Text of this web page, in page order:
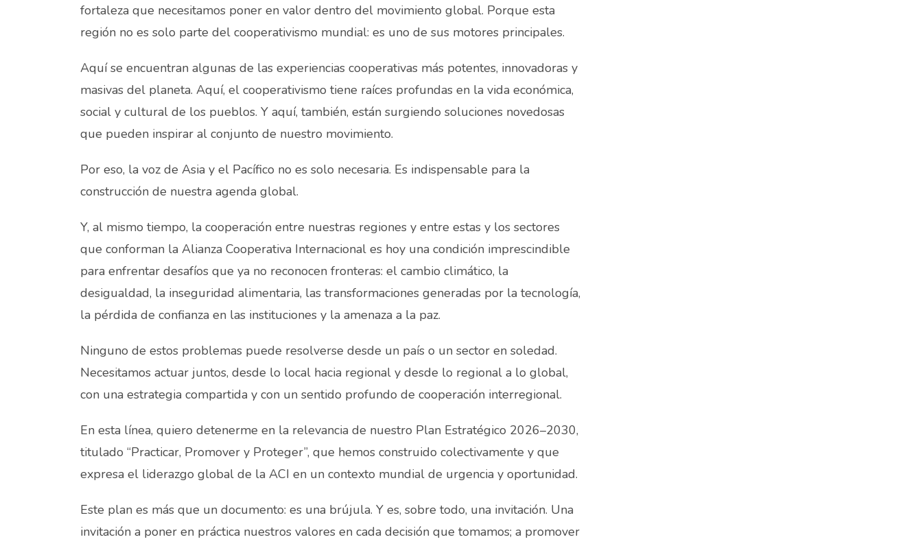
fortaleza que necesitamos poner en valor dentro del movimiento global. Porque esta
región no es solo parte del cooperativismo mundial: es uno de sus motores principales.
Aquí se encuentran algunas de las experiencias cooperativas más potentes, innovadoras y
masivas del planeta. Aquí, el cooperativismo tiene raíces profundas en la vida económica,
social y cultural de los pueblos. Y aquí, también, están surgiendo soluciones novedosas
que pueden inspirar al conjunto de nuestro movimiento.
Por eso, la voz de Asia y el Pacífico no es solo necesaria. Es indispensable para la
construcción de nuestra agenda global.
Y, al mismo tiempo, la cooperación entre nuestras regiones y entre estas y los sectores
que conforman la Alianza Cooperativa Internacional es hoy una condición imprescindible
para enfrentar desafíos que ya no reconocen fronteras: el cambio climático, la
desigualdad, la inseguridad alimentaria, las transformaciones generadas por la tecnología,
la pérdida de confianza en las instituciones y la amenaza a la paz.
Ninguno de estos problemas puede resolverse desde un país o un sector en soledad.
Necesitamos actuar juntos, desde lo local hacia regional y desde lo regional a lo global,
con una estrategia compartida y con un sentido profundo de cooperación interregional.
En esta línea, quiero detenerme en la relevancia de nuestro Plan Estratégico 2026–2030,
titulado “Practicar, Promover y Proteger”, que hemos construido colectivamente y que
expresa el liderazgo global de la ACI en un contexto mundial de urgencia y oportunidad.
Este plan es más que un documento: es una brújula. Y es, sobre todo, una invitación. Una
invitación a poner en práctica nuestros valores en cada decisión que tomamos; a promover